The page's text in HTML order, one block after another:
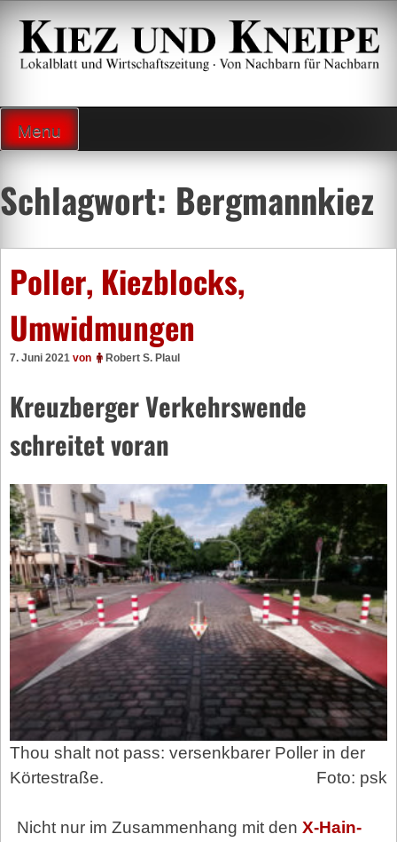
Zum
Inhalt
springen
Menu
Schlagwort: Bergmannkiez
Poller, Kiezblocks,
Umwidmungen
7. Juni 2021 von Robert S. Plaul
Kreuzberger Verkehrswende
schreitet voran
Thou shalt not pass: versenkbarer Poller in der
Körtestraße.
Foto: psk
Nicht nur im Zusammenhang mit den X-Hain-